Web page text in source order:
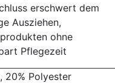
erschwert dem
Ausziehen,
ohne
Pflegezeit
20% Polyester